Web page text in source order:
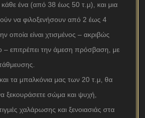
ένα (από 38 έως 50 τ.μ), και μια
να φιλοξενήσουν από 2 έως 4
οποία είναι χτισμένος – ακριβώς
επιτρέπει την άμεση πρόσβαση, με
τα μπαλκόνια μας των 20 τ.μ, θα
ξεκουράσετε σώμα και ψυχή,
χαλάρωσης και ξενοιασιάς στα